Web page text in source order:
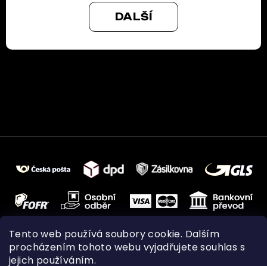
Tento web používá soubory cookie. Dalším
procházením tohoto webu vyjadřujete souhlas s
jejich používáním.
DALŠÍ